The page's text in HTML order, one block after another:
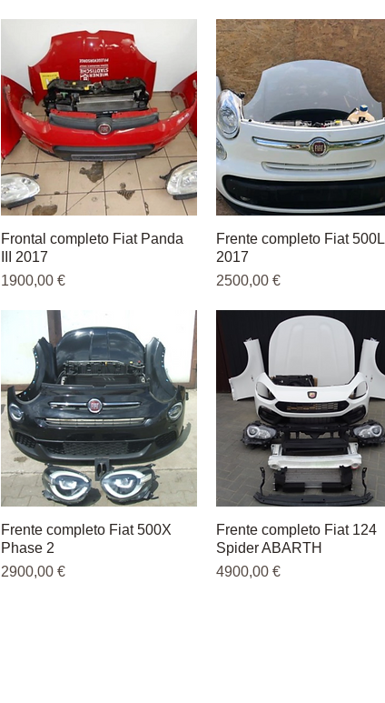
Vista rápida
Frontal completo Fiat Panda
III 2017
Precio
1900,00 €
Vista rápida
Frente completo Fiat 500L
2017
Precio
2500,00 €
Vista rápida
Frente completo Fiat 500X
Phase 2
Precio
2900,00 €
Vista rápida
Frente completo Fiat 124
Spider ABARTH
Precio
4900,00 €